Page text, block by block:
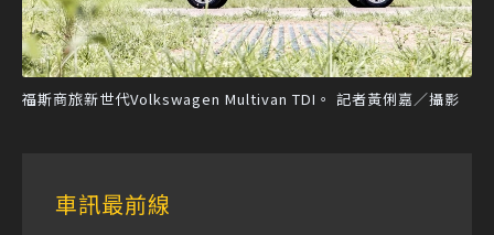
福斯商旅新世代Volkswagen Multivan TDI。 記者黃俐嘉／攝影
車訊最前線